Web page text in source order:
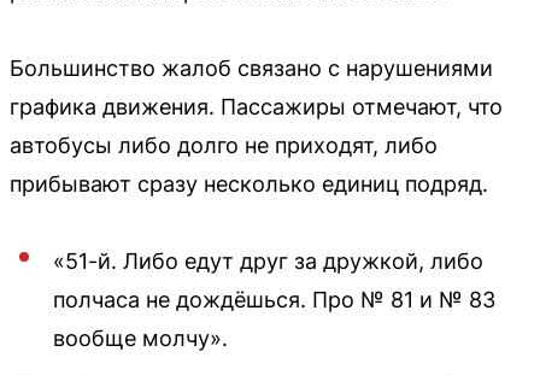
Большинство жалоб связано с нарушениями
графика движения. Пассажиры отмечают, что
автобусы либо долго не приходят, либо
прибывают сразу несколько единиц подряд.
«51-й. Либо едут друг за дружкой, либо
полчаса не дождёшься. Про № 81 и № 83
вообще молчу».